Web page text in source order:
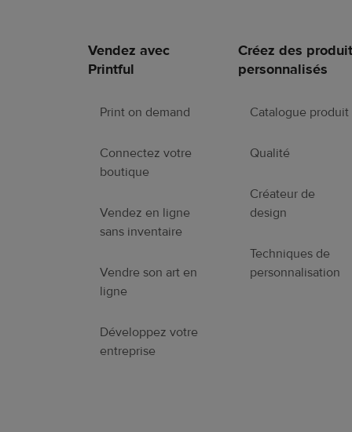
Liens
Vendez avec
Printful
Print on demand
Connectez votre
boutique
Vendez en ligne
sans inventaire
Vendre son art en
ligne
Développez votre
entreprise
Créez des
personnalisés
Catalogue produit
Qualité
Créateur de
design
Techniques de
personnalisation